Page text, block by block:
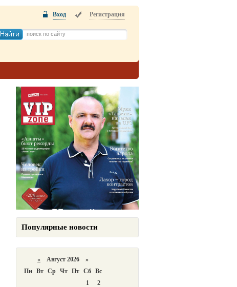
Вход Регистрация
Популярные новости
« Август 2026 »
Пн Вт Ср Чт Пт Сб Вс
1
2